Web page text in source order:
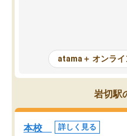
が、自分で自分の管理がで
とっては難しい部分もある
かと思った。
atama＋ オンラ
岩切駅
本校 詳しく見る